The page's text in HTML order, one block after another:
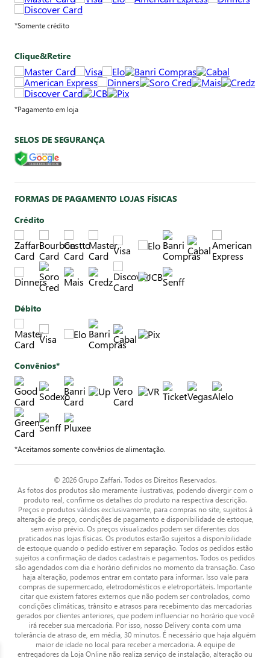
*Somente crédito
Clique&Retire
*Pagamento em loja
SELOS DE SEGURANÇA
FORMAS DE PAGAMENTO LOJAS FÍSICAS
Crédito
Débito
Convênios*
*Aceitamos somente convênios de alimentação.
© 2026 Grupo Zaffari. Todos os Direitos Reservados.
As fotos dos produtos são meramente ilustrativas, podendo divergir com o
produto real, confirme os detalhes do produto na respectiva descrição.
Preços e produtos válidos exclusivamente, para compras no site, sujeitos à
alteração de preço, condições de pagamento e disponibilidade de estoque,
sem aviso prévio. Os preços visualizados podem ser diferentes dos
praticados nas lojas físicas. Os produtos estarão sujeitos a disponibilidade
de estoque quando o pedido estiver em separação. Todos os pedidos estão
sujeitos a confirmação de dados cadastrais e pagamentos. Todos os pedidos
são agendados com dia e horário definidos no momento da transação. Caso
haja alteração, podemos entrar em contato para informar. Isso vale para
compras de supermercado, eletrodomésticos e eletroportáteis. Importante
citar que existem fatores externos que não podem ser controlados, como
condições climáticas, trânsito e atrasos para recebimento das mercadorias
gerados por clientes anteriores, que podem influenciar no horário que você
irá receber sua mercadoria. Por isso, nosso Delivery conta com uma
tolerância de atraso de, em média, 30 minutos. É necessário que haja alguém
maior de idade no local para receber a mercadoria. A equipe de
entregadores da Loja Online não realiza serviço de instalação, alteração ou